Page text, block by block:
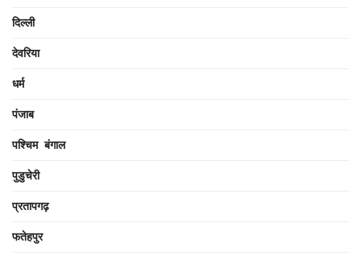
दिल्ली
देवरिया
धर्म
पंजाब
पश्चिम बंगाल
पुडुचेरी
प्रतापगढ़
फतेहपुर